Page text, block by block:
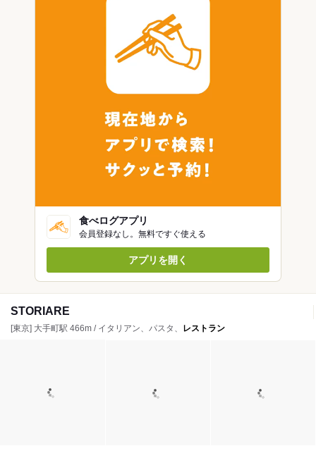
食べログアプリ
会員登録なし。無料ですぐ使える
アプリを開く
STORIARE
[東京] 大手町駅 466m / イタリアン、パスタ、 レストラン